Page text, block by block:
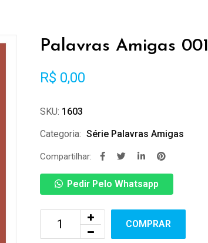
Palavras Amigas 001
R$ 0,00
SKU: 1603
Categoria: Série Palavras Amigas
Compartilhar:
Pedir Pelo Whatsapp
COMPRAR